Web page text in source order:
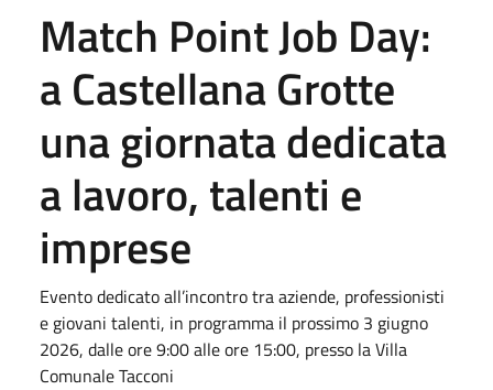
Match Point Job Day:
a Castellana Grotte
una giornata dedicata
a lavoro, talenti e
imprese
Evento dedicato all’incontro tra aziende, professionisti
e giovani talenti, in programma il prossimo 3 giugno
2026, dalle ore 9:00 alle ore 15:00, presso la Villa
Comunale Tacconi